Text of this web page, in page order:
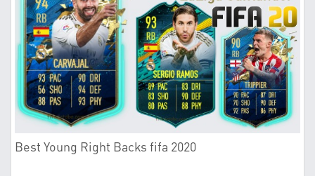
Best Young Right Backs fifa 2020